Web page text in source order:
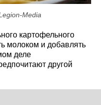
Media
картофельного
молоком и добавлять
деле
другой